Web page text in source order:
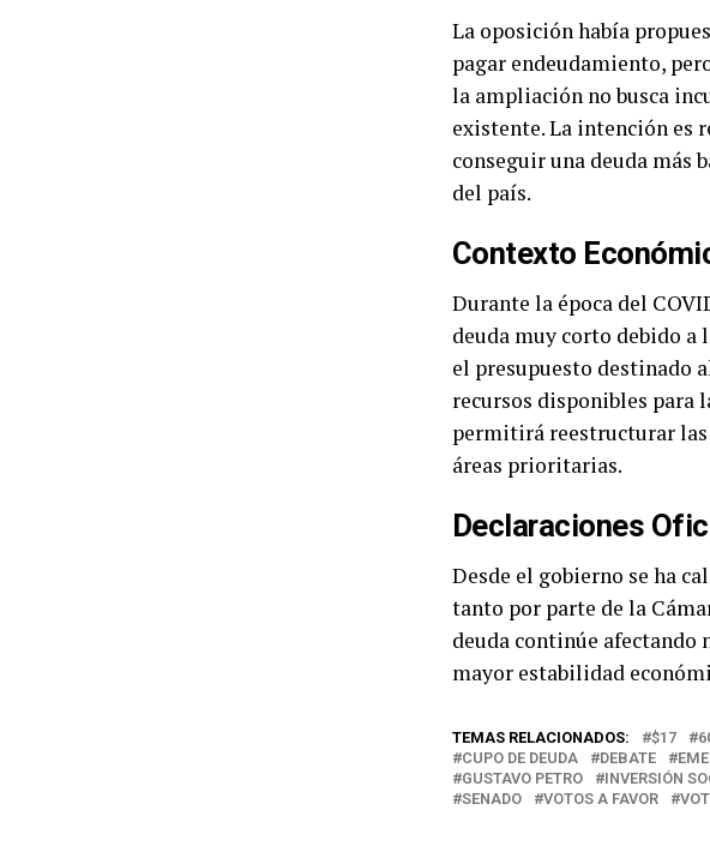
La oposición había
pagar endeudamiento,
la ampliación no busca
existente. La intención es
conseguir una deuda más
del país.
Contexto
Durante la época del
deuda muy corto debido
el presupuesto destinado
recursos disponibles para
permitirá reestructurar
áreas prioritarias.
Declaraciones
Desde el gobierno se ha
tanto por parte de la
deuda continúe
mayor estabilidad
TEMAS RELACIONADOS: $17
CUPO DE DEUDA
DEBATE
GUSTAVO PETRO
INVERSIÓN
SENADO
VOTOS A FAVOR